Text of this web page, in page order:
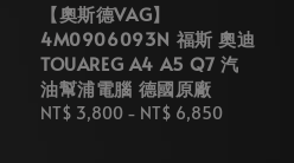
【奧斯德VAG】
4M0906093N 福斯 奧迪
TOUAREG A4 A5 Q7 汽
油幫浦電腦 德國原廠
Regular
NT$ 3,800 - NT$ 6,850